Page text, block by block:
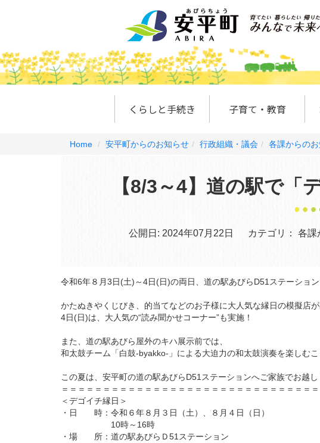
くらしと手続き 子育て・教育
Home 安平町からのお知らせ 行政組織・議会 各課からの
【8/3～4】道の駅で「
公開日: 2024年07月22日 カテゴリ： 各課
令和6年８月3日(土)～4日(日)の両日、道の駅あびらD51ステーショ
かたぬきやくじびき、的当てなどのお子様に大人気な縁日の模擬店が
4日(日)は、大人気の“読み聞かせコーナー”も実施！
また、道の駅あびら屋外のキハ展示前では、
和太鼓チーム「白鼓-byakko-」による大迫力の和太鼓演奏を楽しむこ
この夏は、安平町の道の駅あびらD51ステーションへご家族でお越し
＝＝＝＝＝＝＝＝＝＝＝＝＝＝＝＝＝＝＝＝＝＝＝＝＝＝＝＝＝＝＝
＜デゴイチ縁日＞
・日 時：令和６年８月３日（土）、８月４日（日）
10時～16時
・場 所：道の駅あびらＤ51ステーション